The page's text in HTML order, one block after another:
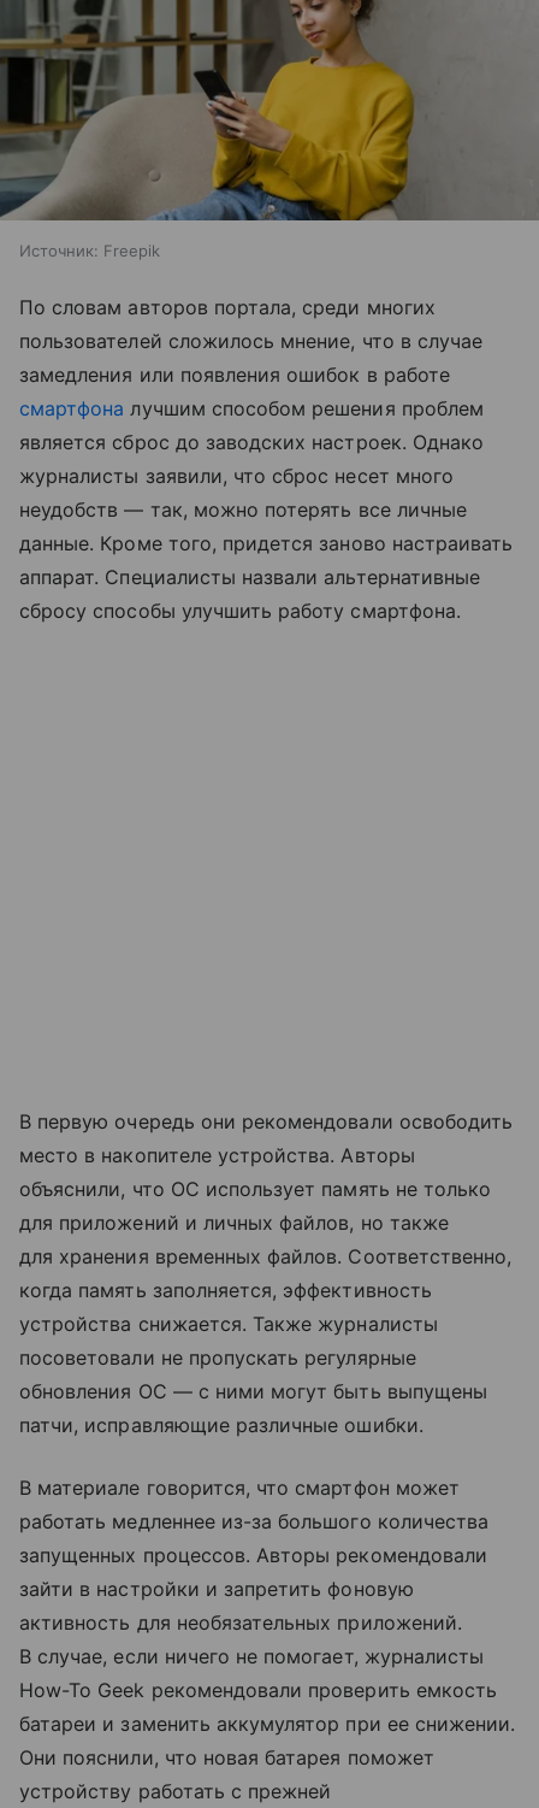
Источник: Freepik
По словам авторов портала, среди многих
пользователей сложилось мнение, что в случае
замедления или появления ошибок в работе
смартфона лучшим способом решения проблем
является сброс до заводских настроек. Однако
журналисты заявили, что сброс несет много
неудобств — так, можно потерять все личные
данные. Кроме того, придется заново настраивать
аппарат. Специалисты назвали альтернативные
сбросу способы улучшить работу смартфона.
В первую очередь они рекомендовали освободить
место в накопителе устройства. Авторы
объяснили, что ОС использует память не только
для приложений и личных файлов, но также
для хранения временных файлов. Соответственно,
когда память заполняется, эффективность
устройства снижается. Также журналисты
посоветовали не пропускать регулярные
обновления ОС — с ними могут быть выпущены
патчи, исправляющие различные ошибки.
В материале говорится, что смартфон может
работать медленнее из-за большого количества
запущенных процессов. Авторы рекомендовали
зайти в настройки и запретить фоновую
активность для необязательных приложений.
В случае, если ничего не помогает, журналисты
How-To Geek рекомендовали проверить емкость
батареи и заменить аккумулятор при ее снижении.
Они пояснили, что новая батарея поможет
устройству работать с прежней